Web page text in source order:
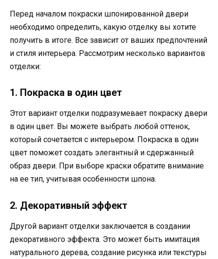
Перед началом покраски шпонированной двери
необходимо определить, какую отделку вы хотите
получить в итоге. Все зависит от ваших предпочтений
и стиля интерьера. Рассмотрим несколько вариантов
отделки:
1. Покраска в один цвет
Этот вариант отделки подразумевает покраску двери
в один цвет. Вы можете выбрать любой оттенок,
который сочетается с интерьером. Покраска в один
цвет поможет создать элегантный и сдержанный
образ двери. При выборе краски обратите внимание
на ее тип, учитывая особенности шпона.
2. Декоративный эффект
Другой вариант отделки заключается в создании
декоративного эффекта. Это может быть имитация
натурального дерева, создание рисунка или текстуры